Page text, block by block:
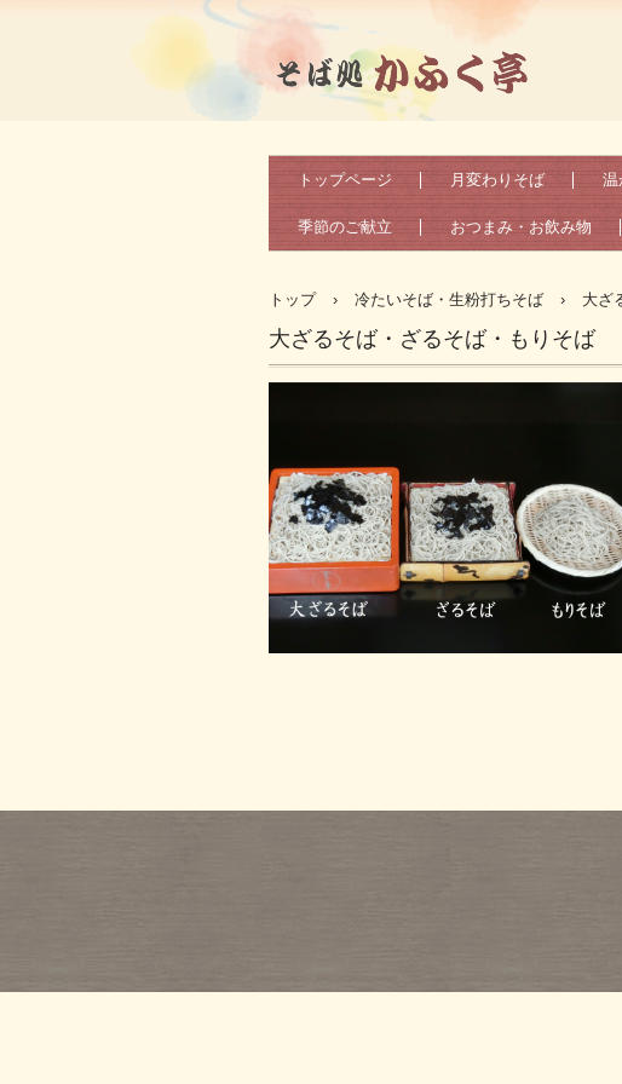
そば処かふく亭（公式サイト）
トップページ 月変わりそば 温
季節のご献立 おつまみ・お飲み物
トップ › 冷たいそば・生粉打ちそば › 大ざ
大ざるそば・ざるそば・もりそば